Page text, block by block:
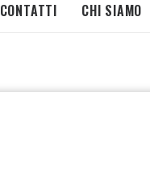
CONTATTI CHI SIAMO